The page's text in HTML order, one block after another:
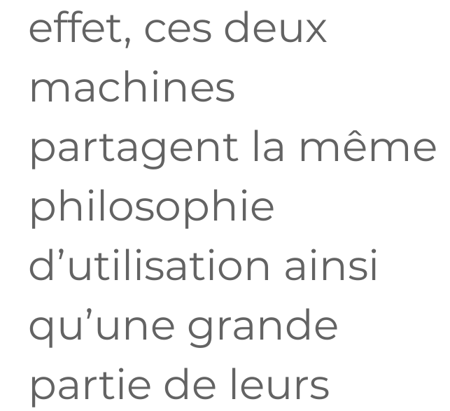
effet, ces deux
machines
partagent la même
philosophie
d’utilisation ainsi
qu’une grande
partie de leurs